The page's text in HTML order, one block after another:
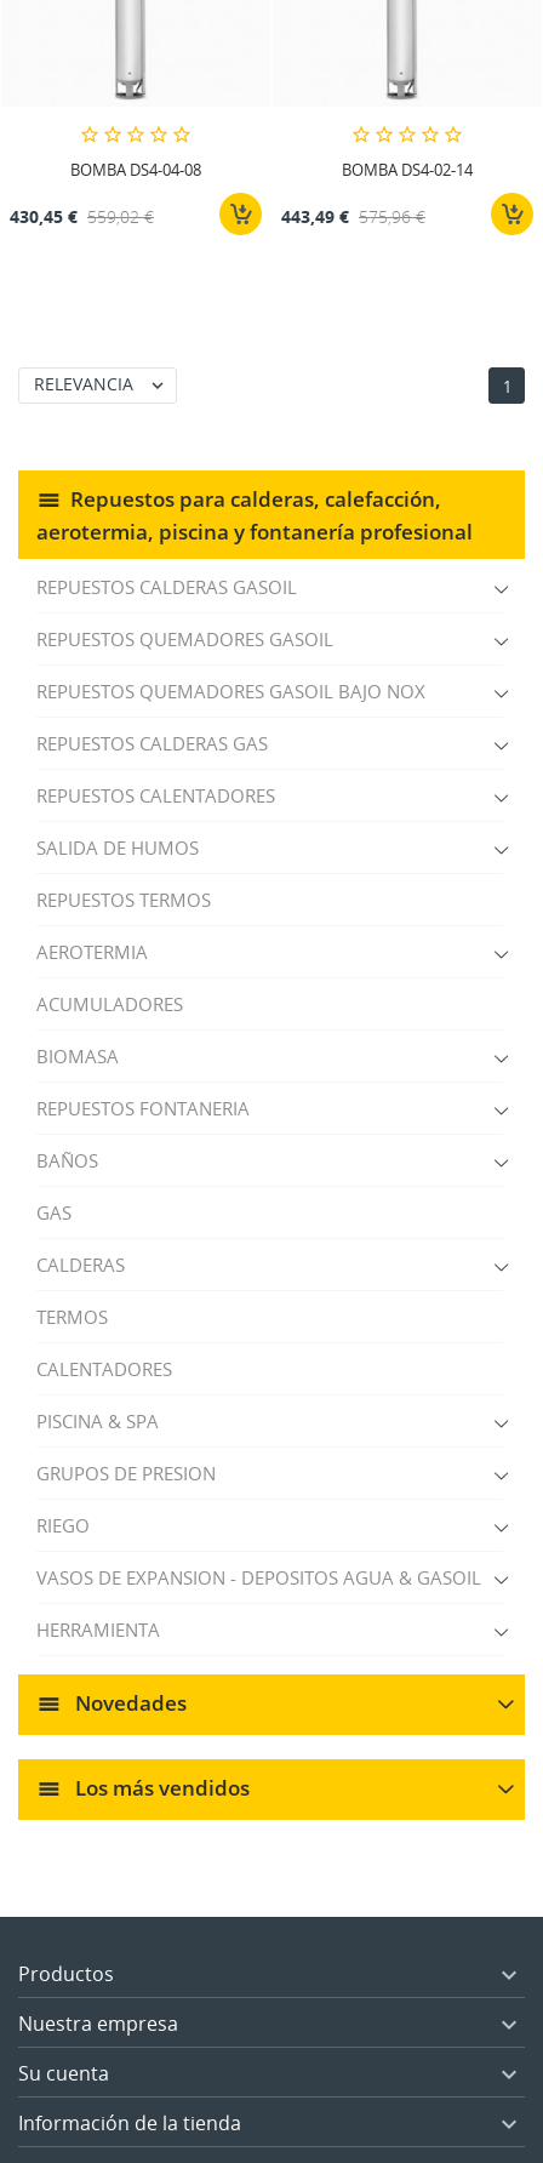
Repuestos para calderas, calefacción,
aerotermia, piscina y fontanería profesional
REPUESTOS CALDERAS GASOIL
REPUESTOS QUEMADORES GASOIL
REPUESTOS QUEMADORES GASOIL BAJO NOX
REPUESTOS CALDERAS GAS
REPUESTOS CALENTADORES
SALIDA DE HUMOS
REPUESTOS TERMOS
AEROTERMIA
ACUMULADORES
BIOMASA
REPUESTOS FONTANERIA
BAÑOS
GAS
CALDERAS
TERMOS
CALENTADORES
PISCINA & SPA
GRUPOS DE PRESION
RIEGO
VASOS DE EXPANSION - DEPOSITOS AGUA & GASOIL
HERRAMIENTA
Novedades
Los más vendidos
BOMBA DS4-04-08
430,45 € 559,02 €
BOMBA DS4-02-14
443,49 € 575,96 €
RELEVANCIA  1
Productos 
Nuestra empresa 
Su cuenta 
Información de la tienda 
MI LISTA DE DESEOS
Crear nueva lista
((MODALTITLE))
((confirmMessage))
((cancelText)) ((modalDeleteText))
CREAR LISTA DE DESEOS
Nombre de la lista de deseos
INICIAR SESIÓN
Debe iniciar sesión para guardar productos en su lista
de deseos.
Cancelar